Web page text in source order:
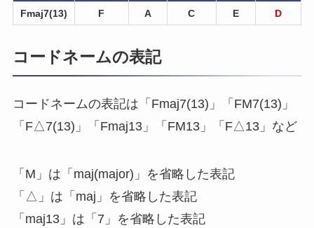
Fmaj7(13) F A C E D
コードネームの表記
コードネームの表記は「Fmaj7(13)」「FM7(13)」
「F△7(13)」「Fmaj13」「FM13」「F△13」など
「M」は「maj(major)」を省略した表記
「△」は「maj」を省略した表記
「maj13」は「7」を省略した表記